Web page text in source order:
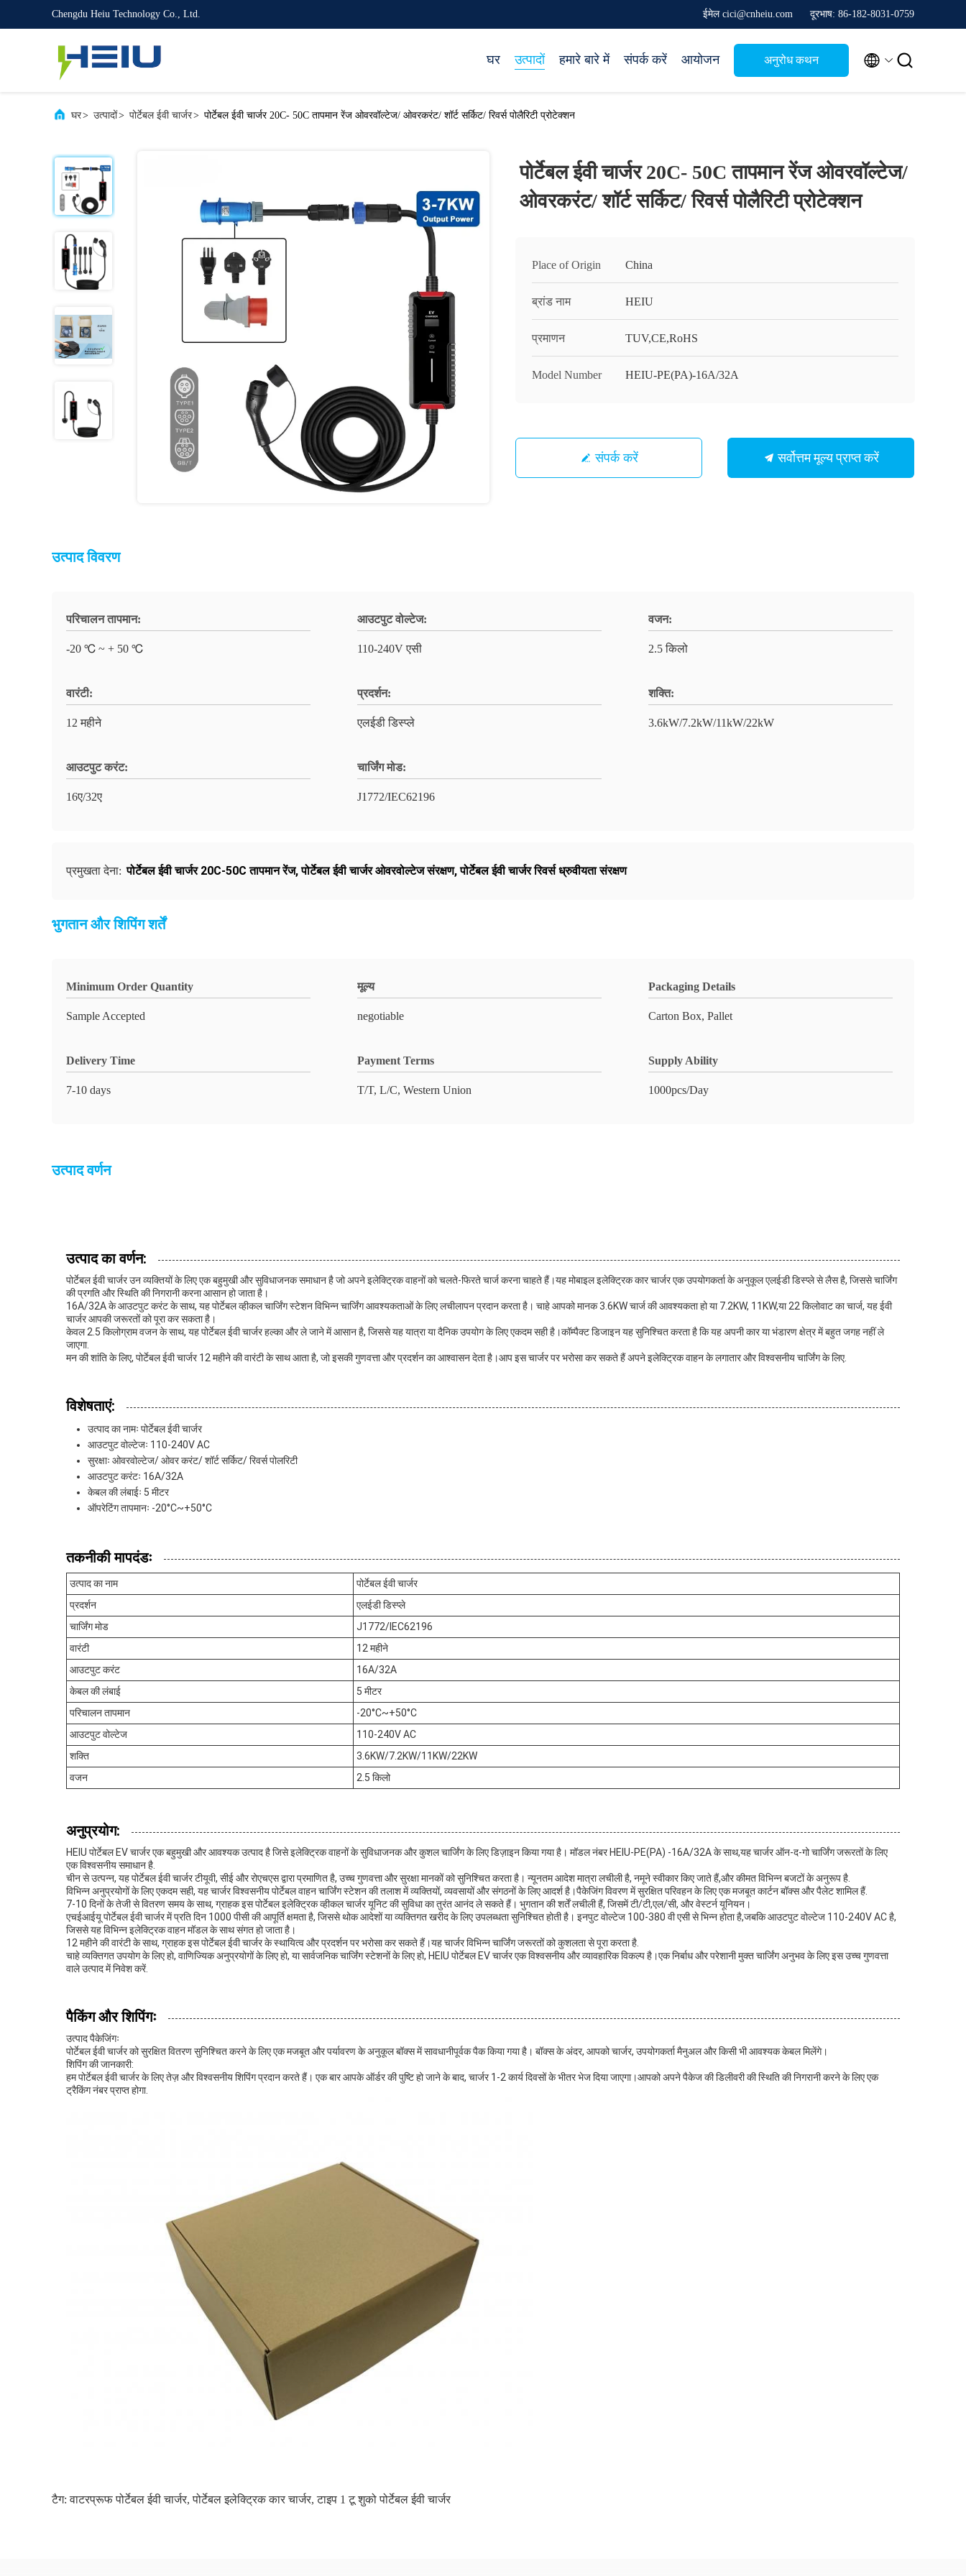
Chengdu Heiu Technology Co., Ltd. ईमेल cici@cnheiu.com दूरभाष: 86-182-8031-0759
घर उत्पादों हमारे बारे में संपर्क करें आयोजन अनुरोध कथन  
घर> उत्पादों> पोर्टेबल ईवी चार्जर> पोर्टेबल ईवी चार्जर 20C- 50C तापमान रेंज ओवरवॉल्टेज/ ओवरकरंट/ शॉर्ट सर्किट/ रिवर्स पोलैरिटी प्रोटेक्शन
पोर्टेबल ईवी चार्जर 20C- 50C तापमान रेंज ओवरवॉल्टेज/
ओवरकरंट/ शॉर्ट सर्किट/ रिवर्स पोलैरिटी प्रोटेक्शन
Place of Origin China
ब्रांड नाम HEIU
प्रमाणन TUV,CE,RoHS
Model Number HEIU-PE(PA)-16A/32A
संपर्क करें सर्वोत्तम मूल्य प्राप्त करें
उत्पाद विवरण
परिचालन तापमान:
-20 ℃ ~ + 50 ℃
आउटपुट वोल्टेज:
110-240V एसी
वजन:
2.5 किलो
वारंटी:
12 महीने
प्रदर्शन:
एलईडी डिस्प्ले
शक्ति:
3.6kW/7.2kW/11kW/22kW
आउटपुट करंट:
16ए/32ए
चार्जिंग मोड:
J1772/IEC62196
प्रमुखता देना: पोर्टेबल ईवी चार्जर 20C-50C तापमान रेंज,पोर्टेबल ईवी चार्जर ओवरवोल्टेज संरक्षण,पोर्टेबल ईवी चार्जर रिवर्स ध्रुवीयता संरक्षण
भुगतान और शिपिंग शर्तें
Minimum Order Quantity
Sample Accepted
मूल्य
negotiable
Packaging Details
Carton Box, Pallet
Delivery Time
7-10 days
Payment Terms
T/T, L/C, Western Union
Supply Ability
1000pcs/Day
उत्पाद वर्णन
उत्पाद का वर्णन:
पोर्टेबल ईवी चार्जर उन व्यक्तियों के लिए एक बहुमुखी और सुविधाजनक समाधान है जो अपने इलेक्ट्रिक वाहनों को चलते-फिरते चार्ज करना चाहते हैं।यह मोबाइल इलेक्ट्रिक कार चार्जर एक उपयोगकर्ता के अनुकूल एलईडी डिस्प्ले से लैस है, जिससे चार्जिंग
की प्रगति और स्थिति की निगरानी करना आसान हो जाता है।
16A/32A के आउटपुट करंट के साथ, यह पोर्टेबल व्हीकल चार्जिंग स्टेशन विभिन्न चार्जिंग आवश्यकताओं के लिए लचीलापन प्रदान करता है। चाहे आपको मानक 3.6KW चार्ज की आवश्यकता हो या 7.2KW, 11KW,या 22 किलोवाट का चार्ज, यह ईवी
चार्जर आपकी जरूरतों को पूरा कर सकता है।
केवल 2.5 किलोग्राम वजन के साथ, यह पोर्टेबल ईवी चार्जर हल्का और ले जाने में आसान है, जिससे यह यात्रा या दैनिक उपयोग के लिए एकदम सही है।कॉम्पैक्ट डिजाइन यह सुनिश्चित करता है कि यह अपनी कार या भंडारण क्षेत्र में बहुत जगह नहीं ले
जाएगा.
मन की शांति के लिए, पोर्टेबल ईवी चार्जर 12 महीने की वारंटी के साथ आता है, जो इसकी गुणवत्ता और प्रदर्शन का आश्वासन देता है।आप इस चार्जर पर भरोसा कर सकते हैं अपने इलेक्ट्रिक वाहन के लगातार और विश्वसनीय चार्जिंग के लिए.
विशेषताएं:
उत्पाद का नामः पोर्टेबल ईवी चार्जर
आउटपुट वोल्टेजः 110-240V AC
सुरक्षाः ओवरवोल्टेज/ ओवर करंट/ शॉर्ट सर्किट/ रिवर्स पोलरिटी
आउटपुट करंटः 16A/32A
केबल की लंबाईः 5 मीटर
ऑपरेटिंग तापमानः -20°C~+50°C
तकनीकी मापदंडः
उत्पाद का नाम
पोर्टेबल ईवी चार्जर
प्रदर्शन
एलईडी डिस्प्ले
चार्जिंग मोड
J1772/IEC62196
वारंटी
12 महीने
आउटपुट करंट
16A/32A
केबल की लंबाई
5 मीटर
परिचालन तापमान
-20°C~+50°C
आउटपुट वोल्टेज
110-240V AC
शक्ति
3.6KW/7.2KW/11KW/22KW
वजन
2.5 किलो
अनुप्रयोग:
HEIU पोर्टेबल EV चार्जर एक बहुमुखी और आवश्यक उत्पाद है जिसे इलेक्ट्रिक वाहनों के सुविधाजनक और कुशल चार्जिंग के लिए डिज़ाइन किया गया है। मॉडल नंबर HEIU-PE(PA) -16A/32A के साथ,यह चार्जर ऑन-द-गो चार्जिंग जरूरतों के लिए
एक विश्वसनीय समाधान है.
चीन से उत्पन्न, यह पोर्टेबल ईवी चार्जर टीयूवी, सीई और रोएचएस द्वारा प्रमाणित है, उच्च गुणवत्ता और सुरक्षा मानकों को सुनिश्चित करता है। न्यूनतम आदेश मात्रा लचीली है, नमूने स्वीकार किए जाते हैं,और कीमत विभिन्न बजटों के अनुरूप है.
विभिन्न अनुप्रयोगों के लिए एकदम सही, यह चार्जर विश्वसनीय पोर्टेबल वाहन चार्जिंग स्टेशन की तलाश में व्यक्तियों, व्यवसायों और संगठनों के लिए आदर्श है।पैकेजिंग विवरण में सुरक्षित परिवहन के लिए एक मजबूत कार्टन बॉक्स और पैलेट शामिल हैं.
7-10 दिनों के तेजी से वितरण समय के साथ, ग्राहक इस पोर्टेबल इलेक्ट्रिक व्हीकल चार्जर यूनिट की सुविधा का तुरंत आनंद ले सकते हैं। भुगतान की शर्तें लचीली हैं, जिसमें टी/टी,एल/सी, और वेस्टर्न यूनियन।
एचईआईयू पोर्टेबल ईवी चार्जर में प्रति दिन 1000 पीसी की आपूर्ति क्षमता है, जिससे थोक आदेशों या व्यक्तिगत खरीद के लिए उपलब्धता सुनिश्चित होती है। इनपुट वोल्टेज 100-380 वी एसी से भिन्न होता है,जबकि आउटपुट वोल्टेज 110-240V AC है,
जिससे यह विभिन्न इलेक्ट्रिक वाहन मॉडल के साथ संगत हो जाता है।
12 महीने की वारंटी के साथ, ग्राहक इस पोर्टेबल ईवी चार्जर के स्थायित्व और प्रदर्शन पर भरोसा कर सकते हैं।यह चार्जर विभिन्न चार्जिंग जरूरतों को कुशलता से पूरा करता है.
चाहे व्यक्तिगत उपयोग के लिए हो, वाणिज्यिक अनुप्रयोगों के लिए हो, या सार्वजनिक चार्जिंग स्टेशनों के लिए हो, HEIU पोर्टेबल EV चार्जर एक विश्वसनीय और व्यावहारिक विकल्प है।एक निर्बाध और परेशानी मुक्त चार्जिंग अनुभव के लिए इस उच्च गुणवत्ता
वाले उत्पाद में निवेश करें.
पैकिंग और शिपिंगः
उत्पाद पैकेजिंगः
पोर्टेबल ईवी चार्जर को सुरक्षित वितरण सुनिश्चित करने के लिए एक मजबूत और पर्यावरण के अनुकूल बॉक्स में सावधानीपूर्वक पैक किया गया है। बॉक्स के अंदर, आपको चार्जर, उपयोगकर्ता मैनुअल और किसी भी आवश्यक केबल मिलेंगे।
शिपिंग की जानकारी:
हम पोर्टेबल ईवी चार्जर के लिए तेज़ और विश्वसनीय शिपिंग प्रदान करते हैं। एक बार आपके ऑर्डर की पुष्टि हो जाने के बाद, चार्जर 1-2 कार्य दिवसों के भीतर भेज दिया जाएगा।आपको अपने पैकेज की डिलीवरी की स्थिति की निगरानी करने के लिए एक
ट्रैकिंग नंबर प्राप्त होगा.
टैग:वाटरप्रूफ पोर्टेबल ईवी चार्जर, पोर्टेबल इलेक्ट्रिक कार चार्जर, टाइप 1 टू शुको पोर्टेबल ईवी चार्जर